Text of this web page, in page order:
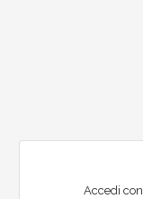
Accedi con